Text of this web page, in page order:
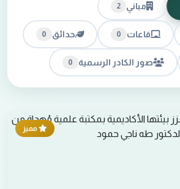
مباني 2
قاعات 0 حدائق 0
صور الكادر الرسمية 0
مميز